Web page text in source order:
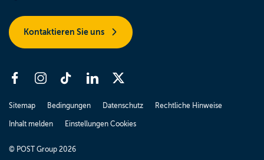
Kontaktieren Sie uns
Sitemap Bedingungen Datenschutz Rechtliche Hinweise
Inhalt melden Einstellungen Cookies
© POST Group 2026